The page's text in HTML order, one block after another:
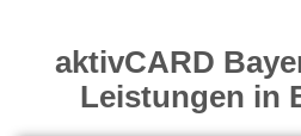
aktivCARD
Leistungen in